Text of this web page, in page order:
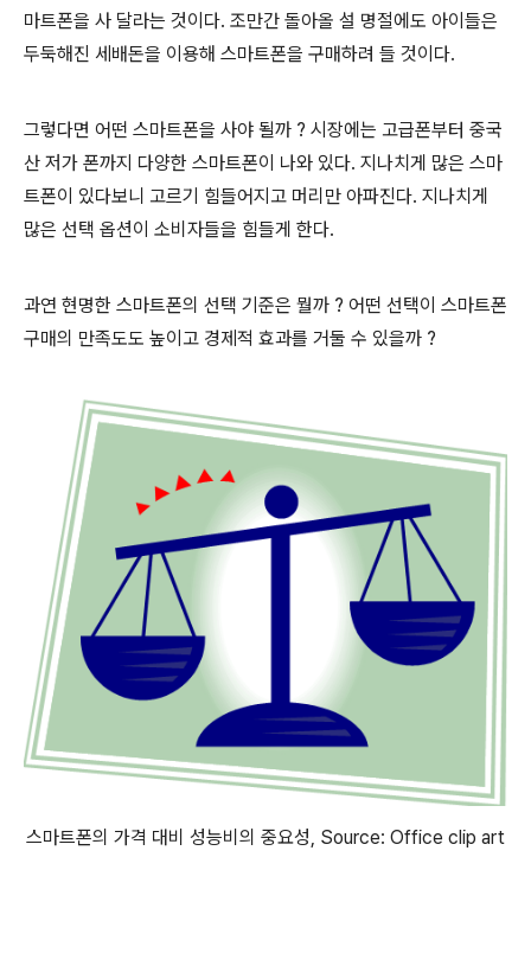
마트폰을 사 달라는 것이다. 조만간 돌아올 설 명절에도 아이들은
두둑해진 세배돈을 이용해 스마트폰을 구매하려 들 것이다.
그렇다면 어떤 스마트폰을 사야 될까 ? 시장에는 고급폰부터 중국
산 저가 폰까지 다양한 스마트폰이 나와 있다. 지나치게 많은 스마
트폰이 있다보니 고르기 힘들어지고 머리만 아파진다. 지나치게
많은 선택 옵션이 소비자들을 힘들게 한다.
과연 현명한 스마트폰의 선택 기준은 뭘까 ? 어떤 선택이 스마트폰
구매의 만족도도 높이고 경제적 효과를 거둘 수 있을까 ?
스마트폰의 가격 대비 성능비의 중요성, Source: Office clip art